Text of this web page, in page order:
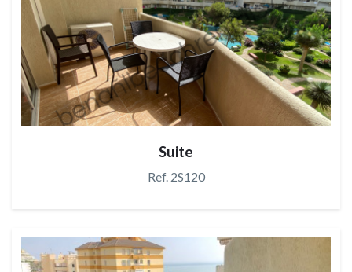
Suite
Ref. 2S120